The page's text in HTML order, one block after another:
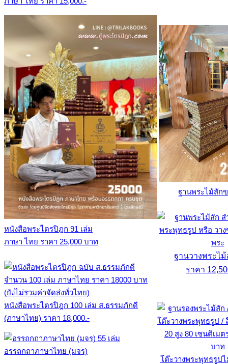
หนังสือพระไตรปิฎก 91 เล่ม
ภาษา ไทย ราคา 25,000 บาท
หนังสือพระไตรปิฎก 100 เล่ม ส.ธรรมภักดี
(ภาษาไทย) ราคา 18,000.-
อรรถกถาภาษาไทย (มจร)
ฐานพระไม้สัก
ฐานวางพระไ
ราคา
โต๊ะวางพระพุทธรูป